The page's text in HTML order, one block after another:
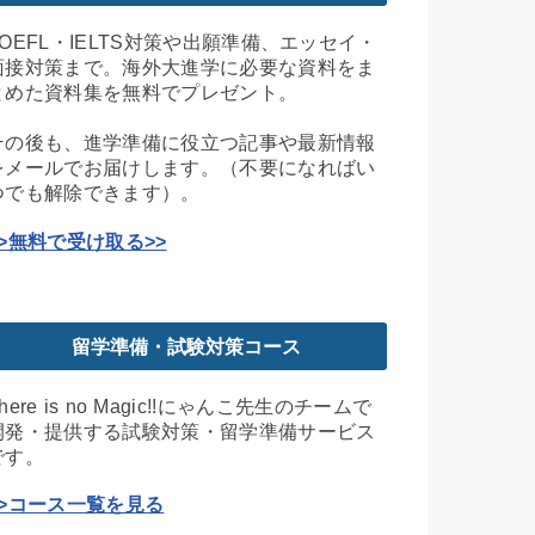
・IELTS対策や出願準備、エッセイ・
接対策まで。海外大進学に必要な資料をま
めた資料集を無料でプレゼント。
の後も、進学準備に役立つ記事や最新情報
メールでお届けします。（不要になればい
でも解除できます）。
無料で受け取る>>
留学準備・試験対策コース
is no Magic!!にゃんこ先生のチームで
発・提供する試験対策・留学準備サービス
。
コース一覧を見る